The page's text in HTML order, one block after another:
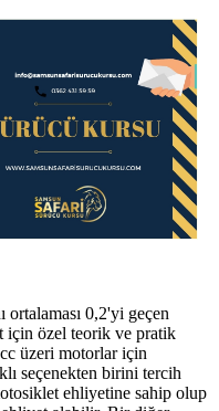
ortalaması 0,2'yi geçen
için özel teorik ve pratik
üzeri motorlar için
seçenekten birini tercih
ehliyetine sahip olup